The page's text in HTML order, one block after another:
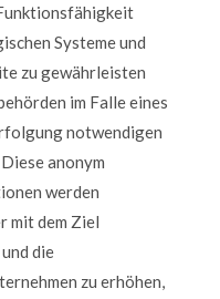
Systeme und
zu gewährleisten
im Falle eines
notwendigen
anonym
werden
mit dem Ziel
die
zu erhöhen,